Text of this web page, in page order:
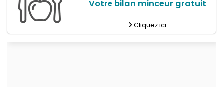
Votre bilan minceur gratuit
Cliquez ici